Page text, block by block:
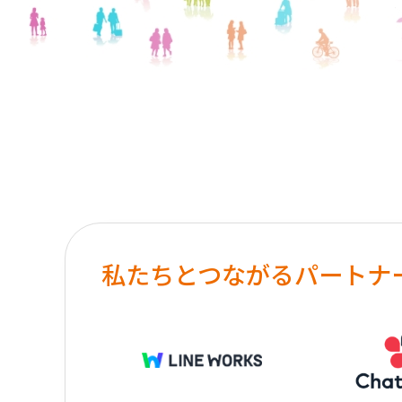
私たちとつながるパートナ